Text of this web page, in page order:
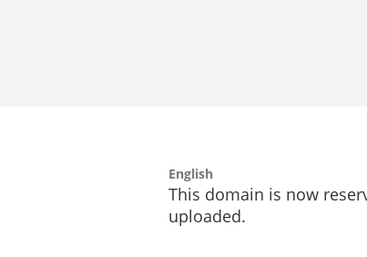
English
This domain is now
uploaded.